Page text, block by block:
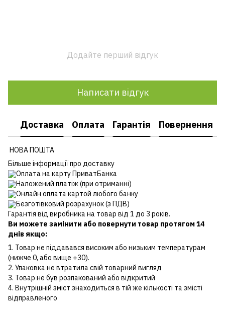
Додайте перший відгук
Написати відгук
Доставка Оплата Гарантія Повернення
НОВА ПОШТА
Більше інформації про доставку
Оплата на карту ПриватБанка
Наложений платіж (при отриманні)
Онлайн оплата картой любого банку
Безготівковий розрахунок (з ПДВ)
Гарантія від виробника на товар від 1 до 3 років.
Ви можете замінити або повернути товар протягом 14
днів якщо:
1. Товар не піддавався високим або низьким температурам
(нижче 0, або вище +30).
2. Упаковка не втратила свій товарний вигляд
3. Товар не був розпакований або відкритий
4. Внутрішній зміст знаходиться в тій же кількості та змісті
відправленого